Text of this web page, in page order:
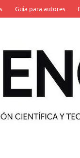
Guía para autores